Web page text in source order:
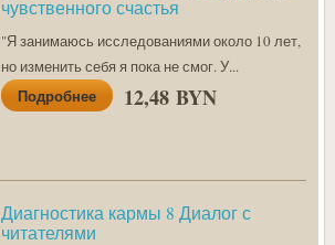
чувственного счастья
"Я занимаюсь исследованиями около 10 лет,
но изменить себя я пока не смог. У...
Подробнее 12,48 BYN
Диагностика кармы 8 Диалог с
читателями